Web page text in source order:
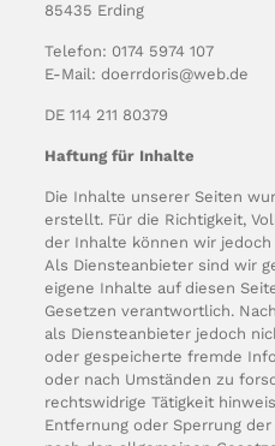
85435 Erding
Telefon: 0174 5974 107
E-Mail: doerrdoris@web.de
DE 114 211 80379
Haftung für Inhalte
Die Inhalte unserer Seiten
erstellt. Für die Richtigkeit,
der Inhalte können wir
Als Diensteanbieter sind wir
eigene Inhalte auf diesen
Gesetzen verantwortlich.
als Diensteanbieter jedoch
oder gespeicherte fremde
oder nach Umständen zu
rechtswidrige Tätigkeit
Entfernung oder Sperrung